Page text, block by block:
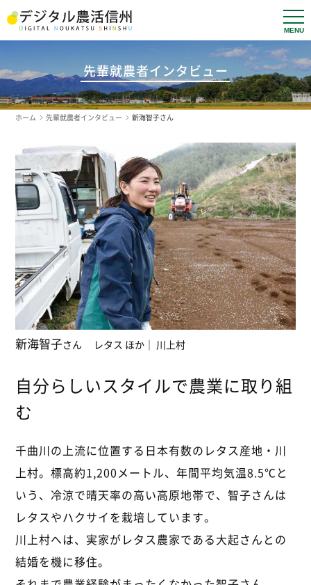
t
o
l
e
n
a
v
t
i
o
n
先輩就農者インタビュー
ホーム 先輩就農者インタビュー 新海智子さん
新海智子さん レタス ほか ｜ 川上村
自分らしいスタイルで農業に取り組
む
千曲川の上流に位置する日本有数のレタス産地・川
上村。標高約1,200メートル、年間平均気温8.5℃と
いう、冷涼で晴天率の高い高原地帯で、智子さんは
レタスやハクサイを栽培しています。
川上村へは、実家がレタス農家である大起さんとの
結婚を機に移住。